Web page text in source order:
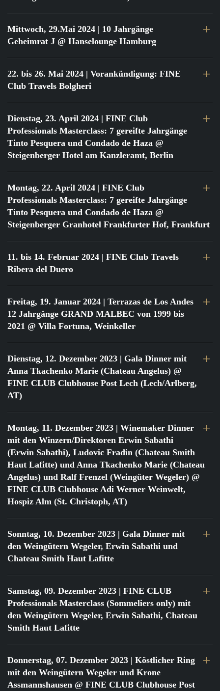
Mittwoch, 29.Mai 2024 | 10 Jahrgänge
Geheimrat J @ Hanselounge Hamburg
22. bis 26. Mai 2024 | Vorankündigung: FINE
Club Travels Bolgheri
Dienstag, 23. April 2024 | FINE Club
Professionals Masterclass: 7 gereifte Jahrgänge
Tinto Pesquera und Condado de Haza @
Steigenberger Hotel am Kanzleramt, Berlin
Montag, 22. April 2024 | FINE Club
Professionals Masterclass: 7 gereifte Jahrgänge
Tinto Pesquera und Condado de Haza @
Steigenberger Granhotel Frankfurter Hof, Frankfurt
11. bis 14. Februar 2024 | FINE Club Travels
Ribera del Duero
Freitag, 19. Januar 2024 | Terrazas de Los Andes
12 Jahrgänge GRAND MALBEC von 1999 bis
2021 @ Villa Fortuna, Weinkeller
Dienstag, 12. Dezember 2023 | Gala Dinner mit
Anna Tkachenko Marie (Chateau Angelus) @
FINE CLUB Clubhouse Post Lech (Lech/Arlberg,
AT)
Montag, 11. Dezember 2023 | Winemaker Dinner
mit den Winzern/Direktoren Erwin Sabathi
(Erwin Sabathi), Ludovic Fradin (Chateau Smith
Haut Lafitte) und Anna Tkachenko Marie (Chateau
Angelus) und Ralf Frenzel (Weingüter Wegeler) @
FINE CLUB Clubhouse Adi Werner Weinwelt,
Hospiz Alm (St. Christoph, AT)
Sonntag, 10. Dezember 2023 | Gala Dinner mit
den Weingütern Wegeler, Erwin Sabathi und
Chateau Smith Haut Lafitte
Samstag, 09. Dezember 2023 | FINE CLUB
Professionals Masterclass (Sommeliers only) mit
den Weingütern Wegeler, Erwin Sabathi, Chateau
Smith Haut Lafitte
Donnerstag, 07. Dezember 2023 | Köstlicher Ring
mit den Weingütern Wegeler und Krone
Assmannshausen @ FINE CLUB Clubhouse Post